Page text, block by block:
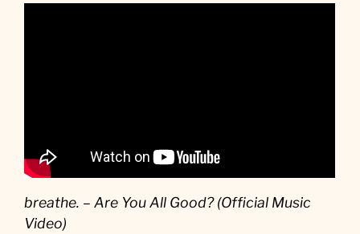
breathe. – Are You All Good? (Official Music
Video)